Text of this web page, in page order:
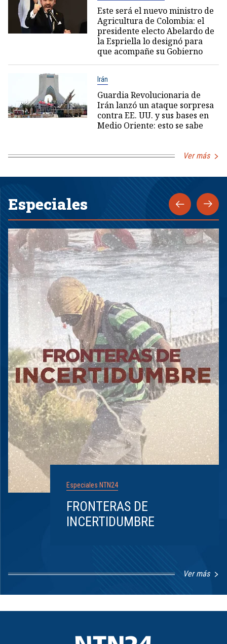
Este será el nuevo ministro de
Agricultura de Colombia: el
presidente electo Abelardo de
la Espriella lo designó para
que acompañe su Gobierno
Irán
Guardia Revolucionaria de
Irán lanzó un ataque sorpresa
contra EE. UU. y sus bases en
Medio Oriente: esto se sabe
Ver más
Especiales
Especiales NTN24
FRONTERAS DE
INCERTIDUMBRE
Ver más
1
8